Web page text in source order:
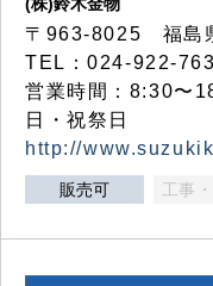
〒963-8025 福島
TEL：024-922-
営業時間：8:30〜
日・祝祭日
http://
販売可 工事